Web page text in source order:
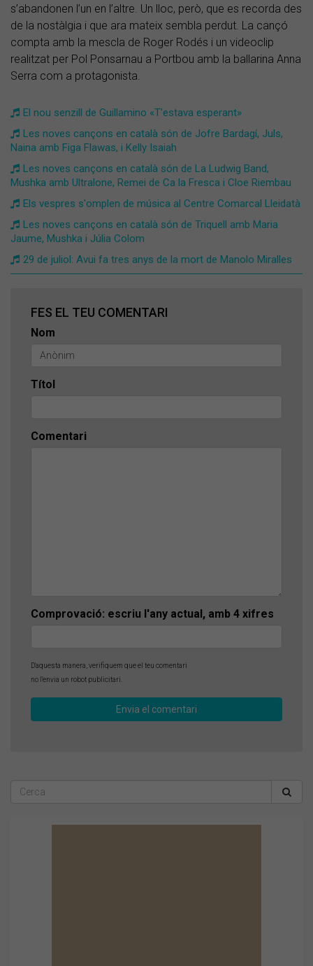
s’abandonen l’un en l’altre. Un lloc, però, que es recorda des
de la nostàlgia i que ara mateix sembla perdut. La cançó
compta amb la mescla de Roger Rodés i un videoclip
realitzat per Pol Ponsarnau a Portbou amb la ballarina Anna
Serra com a protagonista.
El nou senzill de Guillamino «T'estava esperant»
Les noves cançons en català són de Jofre Bardagí, Juls,
Naina amb Figa Flawas, i Kelly Isaiah
Les noves cançons en català són de La Ludwig Band,
Mushka amb Ultralone, Remei de Ca la Fresca i Cloe Riembau
Els vespres s'omplen de música al Centre Comarcal Lleidatà
Les noves cançons en català són de Triquell amb Maria
Jaume, Mushka i Júlia Colom
29 de juliol: Avui fa tres anys de la mort de Manolo Miralles
FES EL TEU COMENTARI
Nom
Títol
Comentari
Comprovació: escriu l'any actual, amb 4 xifres
D'aquesta manera, verifiquem que el teu comentari
no l'envia un robot publicitari.